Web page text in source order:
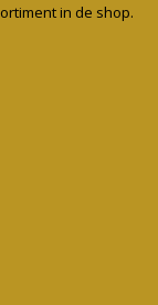
in de shop.